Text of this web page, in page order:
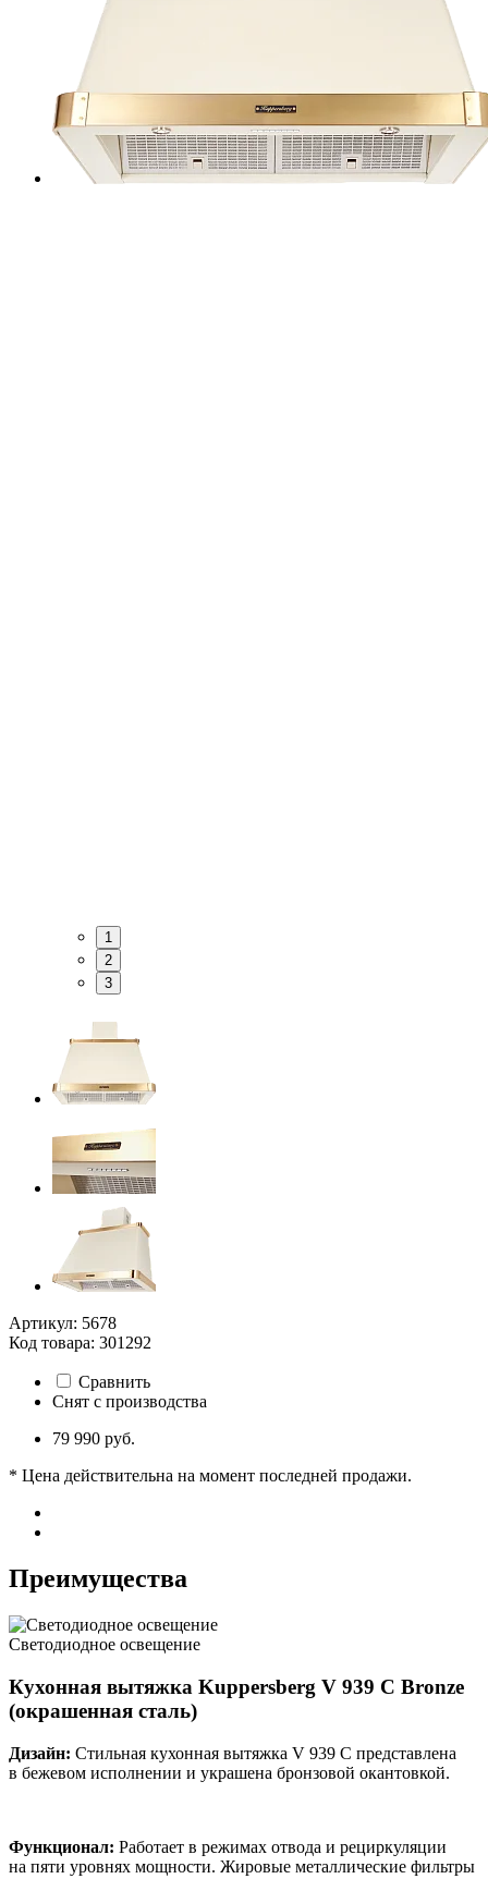
1
2
3
Артикул: 5678
Код товара: 301292
Сравнить
Снят с производства
79 990 руб.
* Цена действительна на момент последней продажи.
Преимущества
Светодиодное освещение
Кухонная вытяжка Kuppersberg V 939 C Bronze
(окрашенная сталь)
Дизайн: Стильная кухонная вытяжка V 939 C представлена
в бежевом исполнении и украшена бронзовой окантовкой.
Функционал: Работает в режимах отвода и рециркуляции
на пяти уровнях мощности. Жировые металлические фильтры